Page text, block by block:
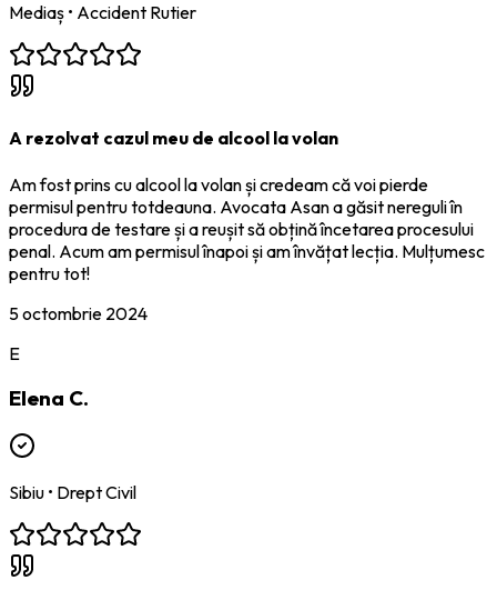
Mediaș • Accident Rutier
A rezolvat cazul meu de alcool la volan
Am fost prins cu alcool la volan și credeam că voi pierde
permisul pentru totdeauna. Avocata Asan a găsit nereguli în
procedura de testare și a reușit să obțină încetarea procesului
penal. Acum am permisul înapoi și am învățat lecția. Mulțumesc
pentru tot!
5 octombrie 2024
E
Elena C.
Sibiu • Drept Civil